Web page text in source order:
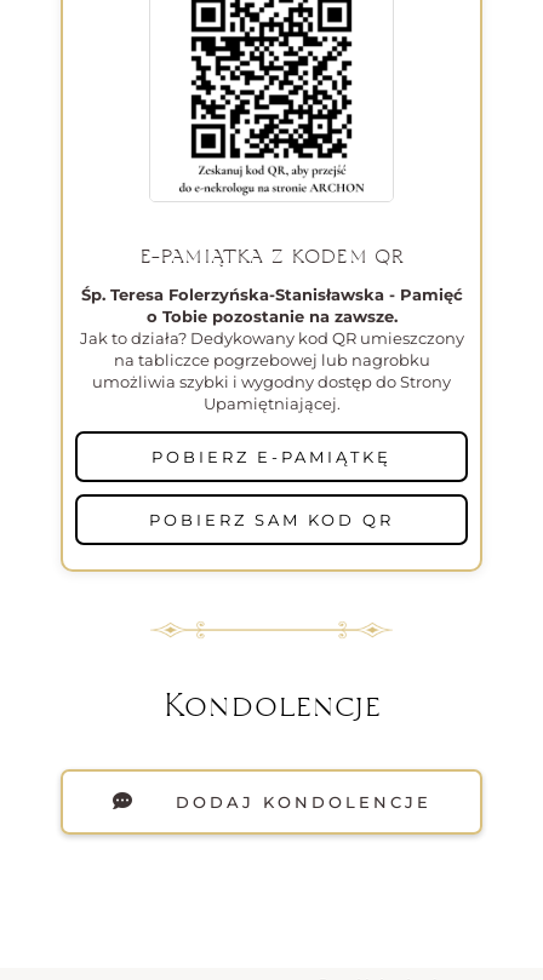
E-PAMIĄTKA Z KODEM QR
Śp. Teresa Folerzyńska-Stanisławska - Pamięć
o Tobie pozostanie na zawsze.
Jak to działa? Dedykowany kod QR umieszczony
na tabliczce pogrzebowej lub nagrobku
umożliwia szybki i wygodny dostęp do Strony
Upamiętniającej.
POBIERZ E-PAMIĄTKĘ
POBIERZ SAM KOD QR
Kondolencje
DODAJ KONDOLENCJE